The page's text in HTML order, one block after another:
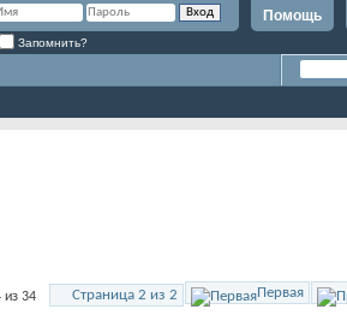
Помощь
Запомнить?
Страница 2 из 2 Первая
из 34